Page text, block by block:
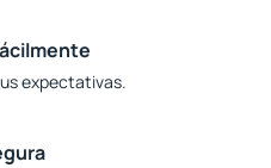
expectativas.